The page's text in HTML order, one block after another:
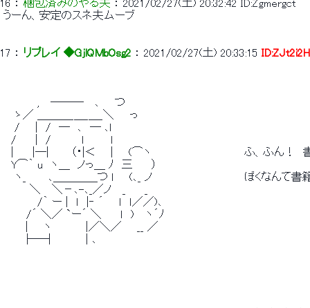
16 ： 梱包済みのやる夫 ： 2021/02/27(土) 20:32:42 ID:Zgmergct
うーん、安定のスネ夫ムーブ
17 ： リプレイ ◆GjlQMbOsg2 ： 2021/02/27(土) 20:33:15
,　 ───　 ､　　つ
ゝ／ ＿＿＿_＿_＿_＼　　っ
/　　|　/　─　､　─ ､ｌ
/　　 |　/　　　　ｌ　　　 l
|　　 |─|　 　 （・|＜ 　 |　　(⌒ヽ　　　 　 　 　 　 　 　 ふ、ふん！
Y⌒｀ u　ヽ＿　ノっ＿ ﾉ　三　　 ）
ヽ_　 　 ､＿＿＿＿つ ｌ　　(､_ ノ　　　　　　　　　　　　 ぼくな
＼　 ＼－､-､_／ノ　 _　　 _
/｀ ー |　ｌ　|‐ ´　　ｌ　ｌ／／)､
/´ ＼／ `ー´ ＼　　 ｌ　)　 ヽ´ﾉ
|　　ヽ　　　　 |／＼／　　__ ／
├─┤　　　　| ､